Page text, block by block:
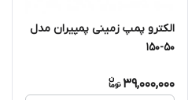
الکترو پمپ زمینی پمپیران مدل
50-150
39,000,000